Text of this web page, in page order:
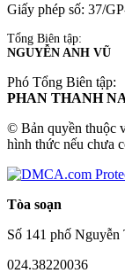
Giấy phép số: 37/
Tổng Biên tập:
NGUYỄN ANH VŨ
Phó Tổng Biên tập:
PHAN THANH
© Bản quyền thuộc
hình thức nếu chưa
Tòa soạn
Số 141 phố
024.38220036